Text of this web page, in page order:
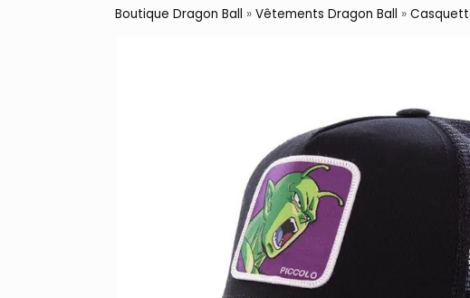
Boutique Dragon Ball »Vêtements Dragon Ball »